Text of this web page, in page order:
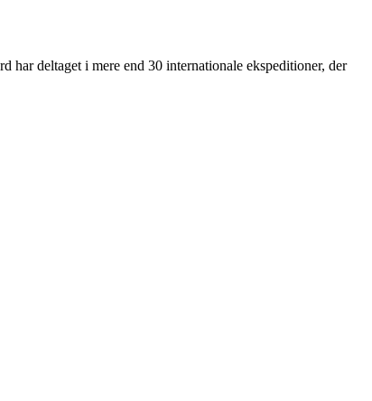
deltaget i mere end 30 internationale ekspeditioner, der